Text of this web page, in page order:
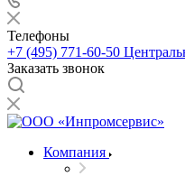
Телефоны
+7 (495) 771-60-50
Заказать звонок
Компания